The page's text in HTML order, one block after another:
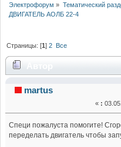
Электрофорум » Тематический
ДВИГАТЕЛЬ АОЛБ 22-4
Страницы: [1]2 Все
(Прочитано 60726 раз)
martus
« :
Специ пожалуста помогите!
переделать двигатель чтобы